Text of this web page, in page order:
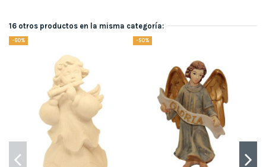
16 otros productos en la misma categoría:
-60% -50%